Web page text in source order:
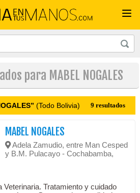
para MABEL NOGALES
(Todo Bolivia) 9 resultados
MABEL NOGALES
Adela Zamudio, entre Man Cesped
y B.M. Pulacayo - Cochabamba,
Veterinaria. Tratamiento y cuidado